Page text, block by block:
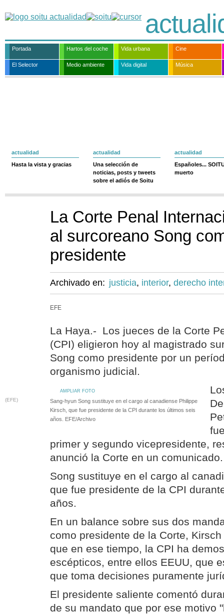
Portada Hartos del coche Vida urbana Cine
El Selector Medio ambiente Vida digital Música
actualidad
Hasta la vista y gracias
actualidad
Una selección de
noticias, posts y tweets
sobre el adiós de Soitu
actualidad
Españoles...
muerto
La Corte Penal
al surcoreano Song
presidente
Archivado en: justicia, interior, derecho
EFE
La Haya.- Los jueces de la Corte
(CPI) eligieron hoy al magistrado
Song como presidente por un
organismo judicial.
AMPLIAR FOTO
(EFE)
Sang-hyun Song sustituye en el cargo al canadiense Philippe
Kirsch, que fue presidente de la CPI durante los últimos seis
años. EFE/Archivo
primer y segundo vicepresidente,
anunció la Corte en un comunicado.
Song sustituye en el cargo al
que fue presidente de la CPI
años.
En un balance sobre sus dos
como presidente de la Corte,
que en ese tiempo, la CPI ha
escépticos, entre ellos EEUU, que
que toma decisiones puramente
El presidente saliente comentó
de su mandato que por ese motivo